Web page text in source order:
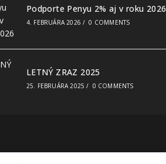
Podporte Penyu 2% aj v roku 2026
4. FEBRUÁRA 2026 / 0 COMMENTS
LETNÝ ZRAZ 2025
25. FEBRUÁRA 2025 / 0 COMMENTS